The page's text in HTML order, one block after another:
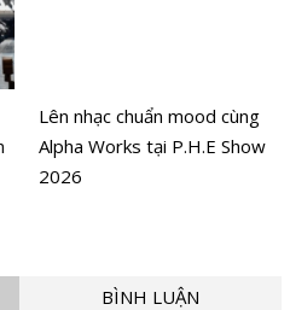
Lên nhạc chuẩn mood cùng
Alpha Works tại P.H.E Show
2026
BÌNH LUẬN